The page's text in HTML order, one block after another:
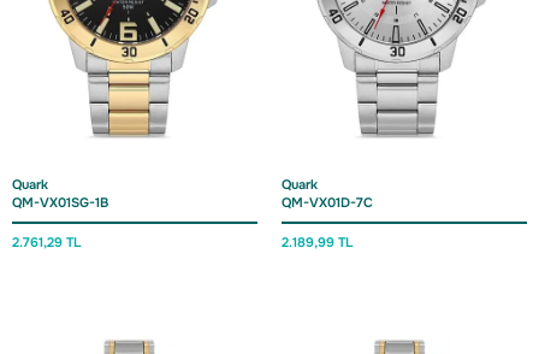
Quark
QM-VX01SG-1B
2.761,29 TL
Quark
QM-VX01D-7C
2.189,99 TL